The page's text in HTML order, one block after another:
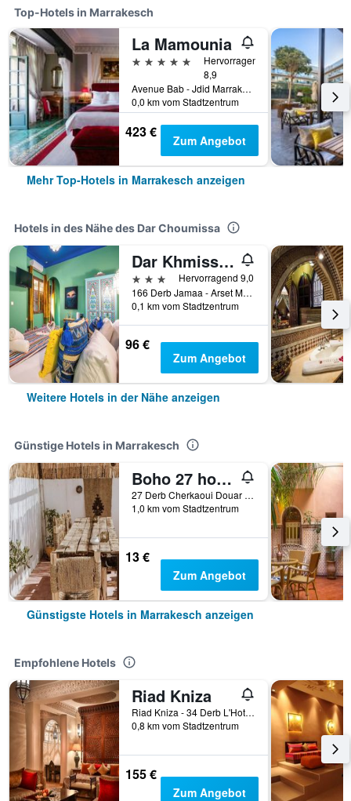
Top-Hotels in Marrakesch
La Mamounia
5 Sterne
Hervorragend
8,9
Avenue Bab - Jdid Marrakech 40 040 MA, Marrakesch, Marokko
0,0 km vom Stadtzentrum
423 € Zum Angebot
Mehr Top-Hotels in Marrakesch anzeigen
Hotels in des Nähe des Dar Choumissa
Dar Khmissa Riad & Spa
3 Sterne
Hervorragend 9,0
166 Derb Jamaa - Arset Moussa Lakbira, Marrakesch, Marokko
0,1 km vom Stadtzentrum
96 €
Zum Angebot
Weitere Hotels in der Nähe anzeigen
Günstige Hotels in Marrakesch
Boho 27 hostel Marrakech
27 Derb Cherkaoui Douar Graoua, Medina, Marrakesch, Marokko
1,0 km vom Stadtzentrum
13 €
Zum Angebot
Günstigste Hotels in Marrakesch anzeigen
Empfohlene Hotels
Riad Kniza
Riad Kniza - 34 Derb L'Hotel, Marrakesch, Marokko
0,8 km vom Stadtzentrum
155 €
Zum Angebot